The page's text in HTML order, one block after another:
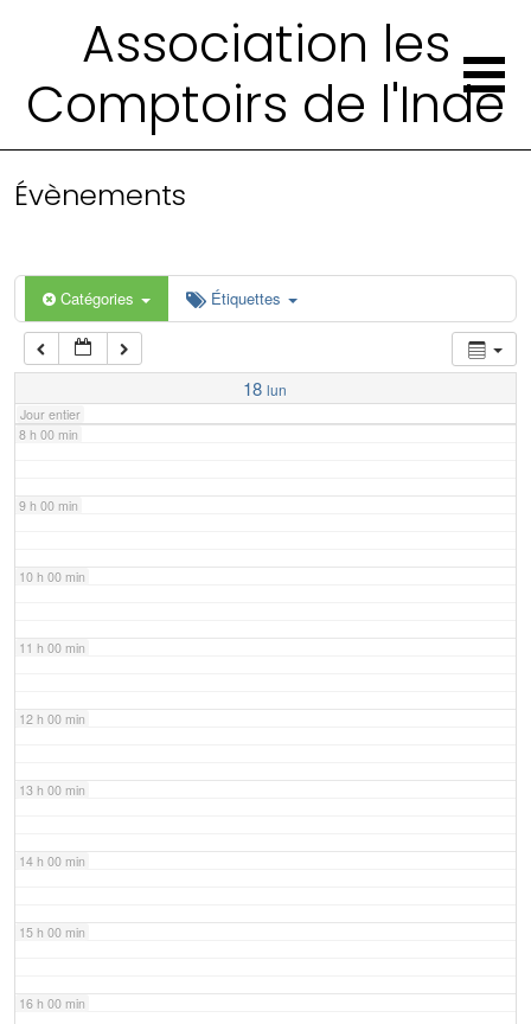
Association les
Comptoirs de l'Inde
Évènements
Catégories Étiquettes
18 lun
Jour entier
4 h 00 min
6 h 00 min
7 h 00 min
8 h 00 min
9 h 00 min
10 h 00 min
11 h 00 min
12 h 00 min
13 h 00 min
14 h 00 min
15 h 00 min
16 h 00 min